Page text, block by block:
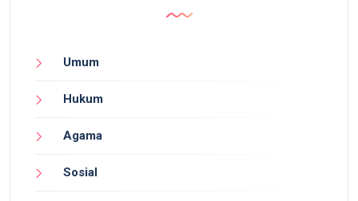
Umum
Hukum
Agama
Sosial